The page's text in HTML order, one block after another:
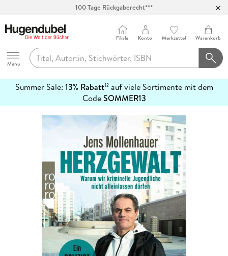
100 Tage Rückgaberecht***
Hugendubel
Menu
Filiale Konto Merkzettel Warenkorb
Summer Sale: 13% Rabatt12auf viele Sortimente mit dem
CodeSOMMER13
erfahren